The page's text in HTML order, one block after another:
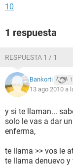
10
1 respuesta
RESPUESTA 1 / 1
Bankorti
13 ago 2010 a
y si te llaman...
solo le vas a dar
enferma,
te llama >> vos le
te llama denuevo y